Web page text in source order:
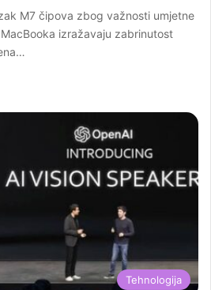
M7 čipova zbog važnosti umjetne
izražavaju zabrinutost
Tehnologija